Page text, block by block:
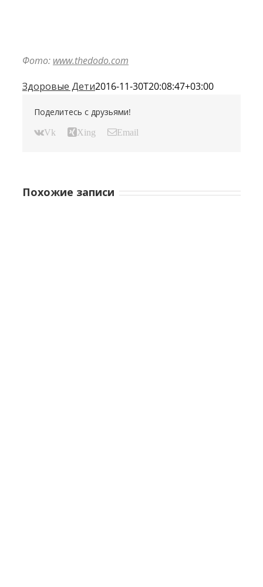
Фото: www.thedodo.com
Здоровые Дети2016-11-30T20:08:47+03:00
Поделитесь с друзьями!
Vk Xing Email
Похожие записи